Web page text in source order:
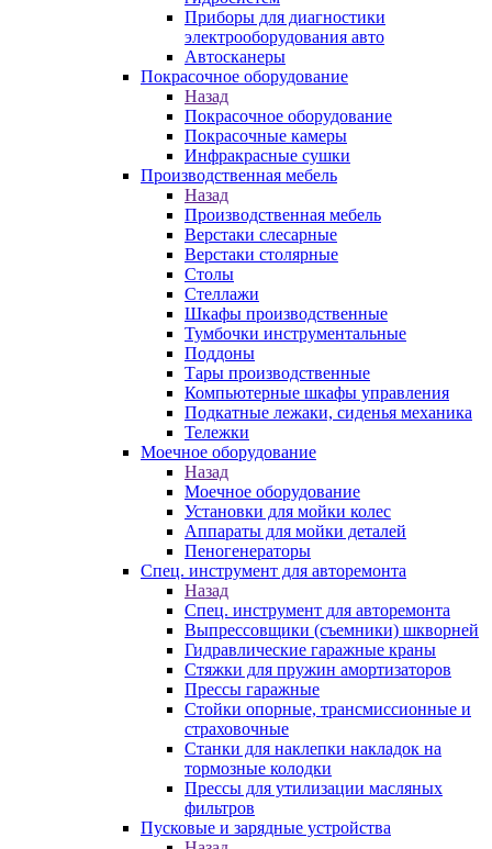
Приборы для диагностики
электрооборудования авто
Автосканеры
Покрасочное оборудование
Назад
Покрасочное оборудование
Покрасочные камеры
Инфракрасные сушки
Производственная мебель
Назад
Производственная мебель
Верстаки слесарные
Верстаки столярные
Столы
Стеллажи
Шкафы производственные
Тумбочки инструментальные
Поддоны
Тары производственные
Компьютерные шкафы управления
Подкатные лежаки, сиденья механика
Тележки
Моечное оборудование
Назад
Моечное оборудование
Установки для мойки колес
Аппараты для мойки деталей
Пеногенераторы
Спец. инструмент для авторемонта
Назад
Спец. инструмент для авторемонта
Выпрессовщики (съемники) шкворней
Гидравлические гаражные краны
Стяжки для пружин амортизаторов
Прессы гаражные
Стойки опорные, трансмиссионные и
страховочные
Станки для наклепки накладок на
тормозные колодки
Прессы для утилизации масляных
фильтров
Пусковые и зарядные устройства